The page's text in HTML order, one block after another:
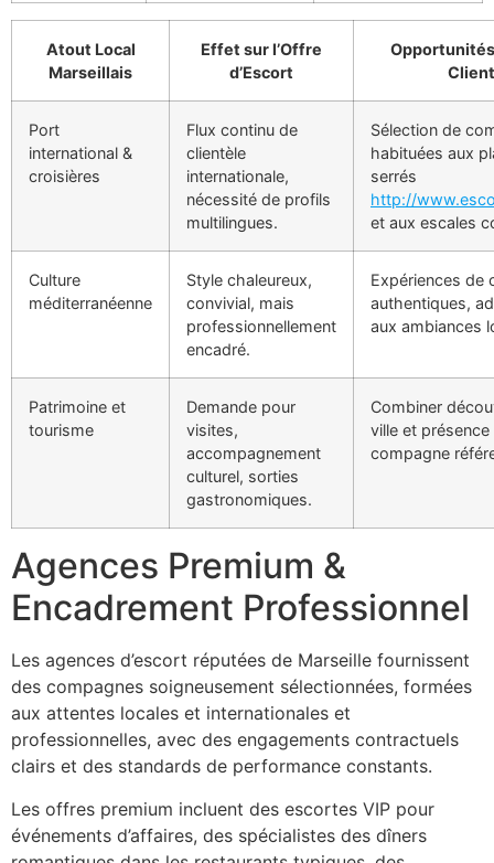
Atout Local
Marseillais
Effet sur l’Offre
d’Escort
Client
Port
international &
croisières
Flux continu de
clientèle
internationale,
nécessité de profils
multilingues.
Sélection de
habituées aux
serrés
http://
et aux escales
Culture
méditerranéenne
Style chaleureux,
convivial, mais
professionnellement
encadré.
Expériences de
authentiques,
aux ambiances
Patrimoine et
tourisme
Demande pour
visites,
accompagnement
culturel, sorties
gastronomiques.
Combiner
ville et présence
compagne
Agences Premium &
Encadrement Professionnel
Les agences d’escort réputées de Marseille fournissent
des compagnes soigneusement sélectionnées, formées
aux attentes locales et internationales et
professionnelles, avec des engagements contractuels
clairs et des standards de performance constants.
Les offres premium incluent des escortes VIP pour
événements d’affaires, des spécialistes des dîners